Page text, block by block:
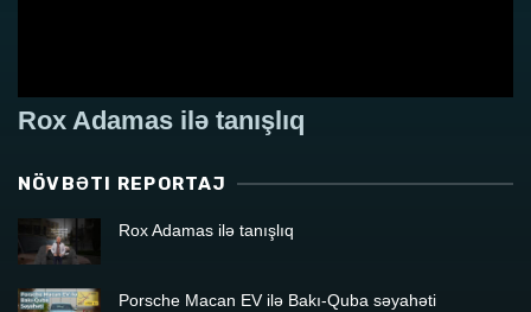
Rox Adamas ilə tanışlıq
NÖVBƏTI REPORTAJ
Rox Adamas ilə tanışlıq
Porsche Macan EV ilə Bakı-Quba səyahəti